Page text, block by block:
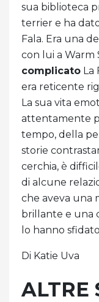
sua biblioteca
terrier e ha
Fala. Era una
con lui a Warm
complicato La
era reticente
La sua vita
attentamente
tempo, della
storie
cerchia, è
di alcune
che aveva una
brillante e una
lo hanno
Di Katie Uva
ALTRE